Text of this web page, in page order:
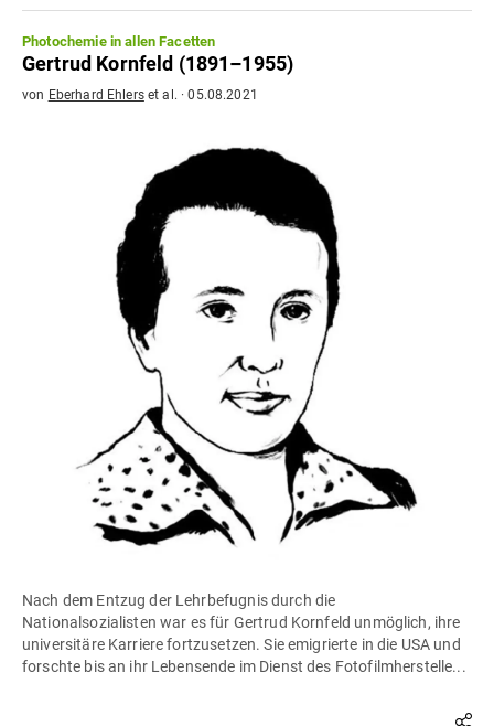
Photochemie in allen Facetten
Gertrud Kornfeld (1891–1955)
von Eberhard Ehlerset al. ·05.08.2021
Nach dem Entzug der Lehrbefugnis durch die
Nationalsozialisten war es für Gertrud Kornfeld unmöglich, ihre
universitäre Karriere fortzusetzen. Sie emigrierte in die USA und
forschte bis an ihr Lebensende im Dienst des Fotofilmherstelle...